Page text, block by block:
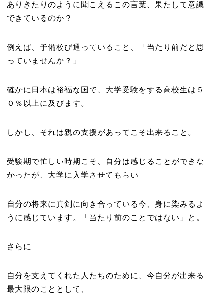
ありきたりのように聞こえるこの言葉、果たして意識
できているのか？
例えば、予備校び通っていること、「当たり前だと思
っていませんか？」
確かに日本は裕福な国で、大学受験をする高校生は５
０％以上に及びます。
しかし、それは親の支援があってこそ出来ること。
受験期で忙しい時期こそ、自分は感じることができな
かったが、大学に入学させてもらい
自分の将来に真剣に向き合っている今、身に染みるよ
うに感じています。「当たり前のことではない」と。
さらに
自分を支えてくれた人たちのために、今自分が出来る
最大限のこととして、